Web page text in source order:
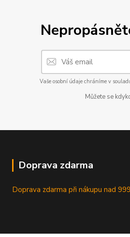
Vaše osobní údaje chráníme v
Můžete se
Doprava zdarma
Doprava zdarma při nákupu nad